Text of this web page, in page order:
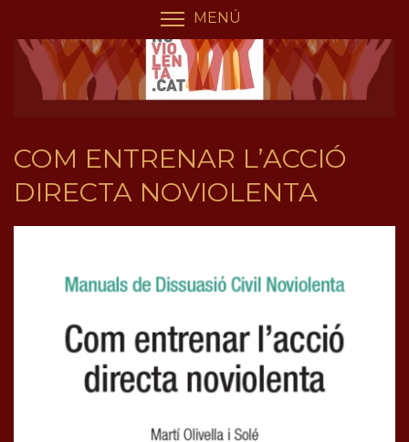
contingut
MENÚ
COM ENTRENAR L’ACCIÓ
DIRECTA NOVIOLENTA
Panell de gestió de galetes